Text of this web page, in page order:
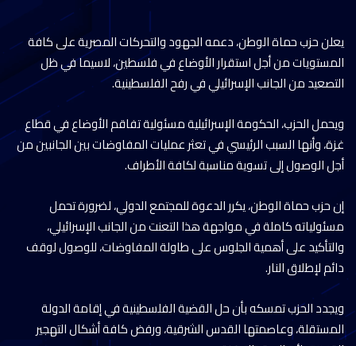
يعلن حزب حماة الوطن، دعمه الجهود والتحركات المصرية على كافة
المستويات من أجل استقرار الأوضاع في فلسطين، لاسيما في ظل
التصعيد من الجانب الإسرائيلي في رفح الفلسطينية.
ويحمل الحزب، الحكومة الإسرائيلية مسئولية تفاقم الأوضاع في قطاع
غزة، وأنها السبب الرئيسي في تعثر عمليات المفاوضات بين الجانبين من
أجل الوصول إلى تسوية مناسبة لكافة الأطراف.
إن حزب حماة الوطن، يكرر الدعوة للمجتمع الدولي، لضرورة تحمل
مسئولياته كاملة في مواجهة هذا التعنت من الجانب الإسرائيلي،
والتأكيد على أهمية الجلوس على طاولة المفاوضات، للوصول لوقف
دائم لإطلاق النار.
ويجدد الحزب تمسكه بأن حل القضية الفلسطينية في إقامة الدولة
المستقلة، وعاصمتها القدس الشرقية، ورفض كافة أشكال التهجير